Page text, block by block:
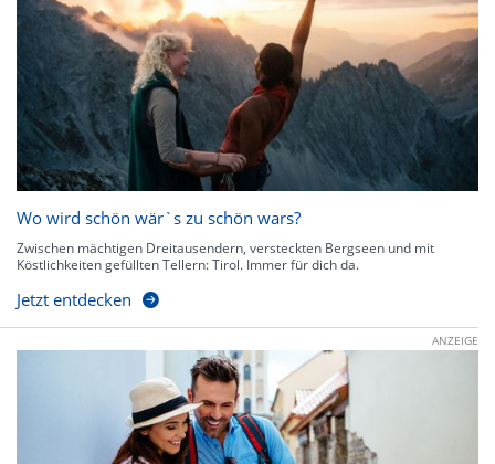
Wo wird schön wär`s zu schön wars?
Zwischen mächtigen Dreitausendern, versteckten Bergseen und mit
Köstlichkeiten gefüllten Tellern: Tirol. Immer für dich da.
Jetzt entdecken
ANZEIGE